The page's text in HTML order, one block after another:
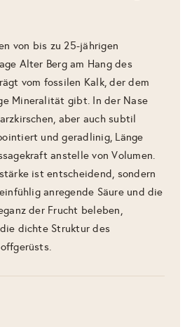
von bis zu 25-jährigen
Alter Berg am Hang des
vom fossilen Kalk, der dem
Mineralität gibt. In der Nase
aber auch subtil
und geradlinig, Länge
anstelle von Volumen.
ist entscheidend, sondern
anregende Säure und die
der Frucht beleben,
dichte Struktur des